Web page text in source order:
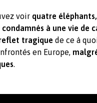
voir quatre
condamnés à une vie de
tragique de ce à
en Europe,
.